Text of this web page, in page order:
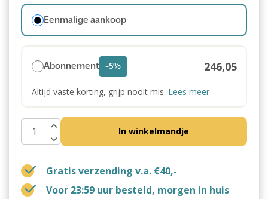
Eenmalige aankoop
Abonnement -5% 246,05
Altijd vaste korting, grijp nooit mis. Lees meer
In winkelmandje
Gratis verzending v.a. €40,-
Voor 23:59 uur besteld, morgen in huis